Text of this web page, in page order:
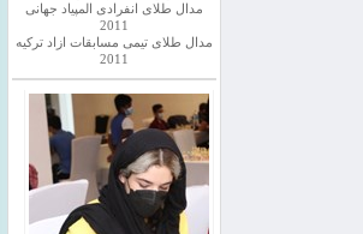
مدال طلای انفرادی المپیاد جهانی
2011
مدال طلای تیمی مسابقات ازاد ترکیه
2011